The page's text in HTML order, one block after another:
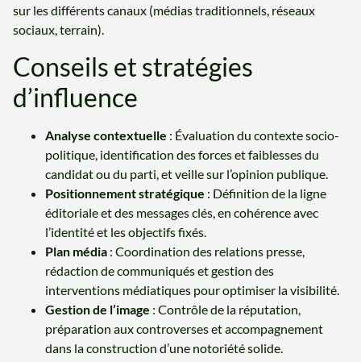
sur les différents canaux (médias traditionnels, réseaux
sociaux, terrain).
Conseils et stratégies
d’influence
Analyse contextuelle : Évaluation du contexte socio-
politique, identification des forces et faiblesses du
candidat ou du parti, et veille sur l’opinion publique.
Positionnement stratégique : Définition de la ligne
éditoriale et des messages clés, en cohérence avec
l’identité et les objectifs fixés.
Plan média : Coordination des relations presse,
rédaction de communiqués et gestion des
interventions médiatiques pour optimiser la visibilité.
Gestion de l’image : Contrôle de la réputation,
préparation aux controverses et accompagnement
dans la construction d’une notoriété solide.